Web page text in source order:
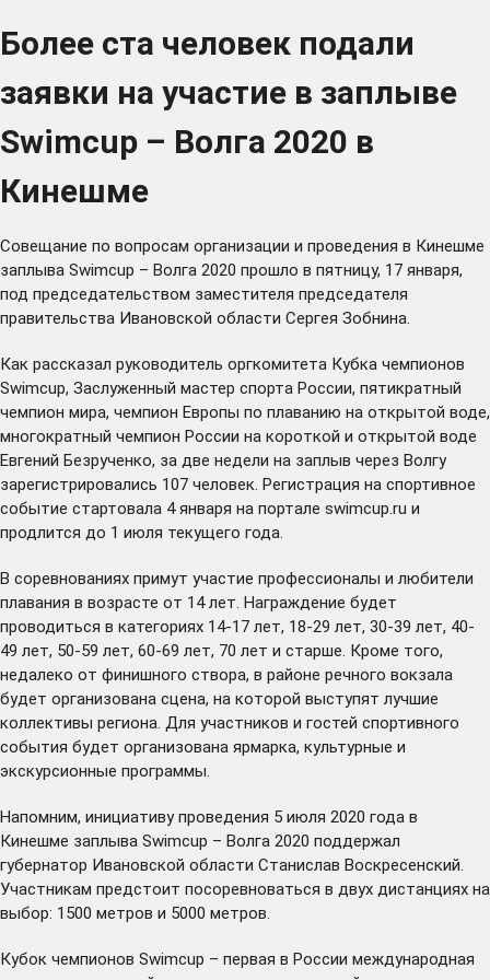
Более ста человек подали
заявки на участие в заплыве
Swimcup – Волга 2020 в
Кинешме
Совещание по вопросам организации и проведения в Кинешме
заплыва Swimcup – Волга 2020 прошло в пятницу, 17 января,
под председательством заместителя председателя
правительства Ивановской области Сергея Зобнина.
Как рассказал руководитель оргкомитета Кубка чемпионов
Swimcup, Заслуженный мастер спорта России, пятикратный
чемпион мира, чемпион Европы по плаванию на открытой воде,
многократный чемпион России на короткой и открытой воде
Евгений Безрученко, за две недели на заплыв через Волгу
зарегистрировались 107 человек. Регистрация на спортивное
событие стартовала 4 января на портале swimcup.ru и
продлится до 1 июля текущего года.
В соревнованиях примут участие профессионалы и любители
плавания в возрасте от 14 лет. Награждение будет
проводиться в категориях 14-17 лет, 18-29 лет, 30-39 лет, 40-
49 лет, 50-59 лет, 60-69 лет, 70 лет и старше. Кроме того,
недалеко от финишного створа, в районе речного вокзала
будет организована сцена, на которой выступят лучшие
коллективы региона. Для участников и гостей спортивного
события будет организована ярмарка, культурные и
экскурсионные программы.
Напомним, инициативу проведения 5 июля 2020 года в
Кинешме заплыва Swimcup – Волга 2020 поддержал
губернатор Ивановской области Станислав Воскресенский.
Участникам предстоит посоревноваться в двух дистанциях на
выбор: 1500 метров и 5000 метров.
Кубок чемпионов Swimcup – первая в России международная